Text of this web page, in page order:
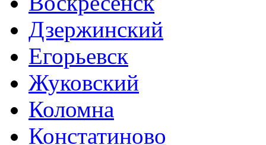
Дзержинский
Егорьевск
Жуковский
Коломна
Констатиново